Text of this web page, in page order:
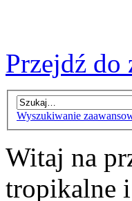
Przejdź do
Wyszukiwanie
Witaj na
tropikalne i